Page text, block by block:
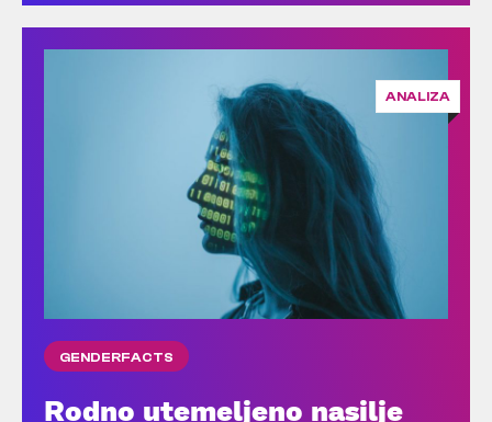
ANALIZA
GENDERFACTS
Rodno utemeljeno nasilje